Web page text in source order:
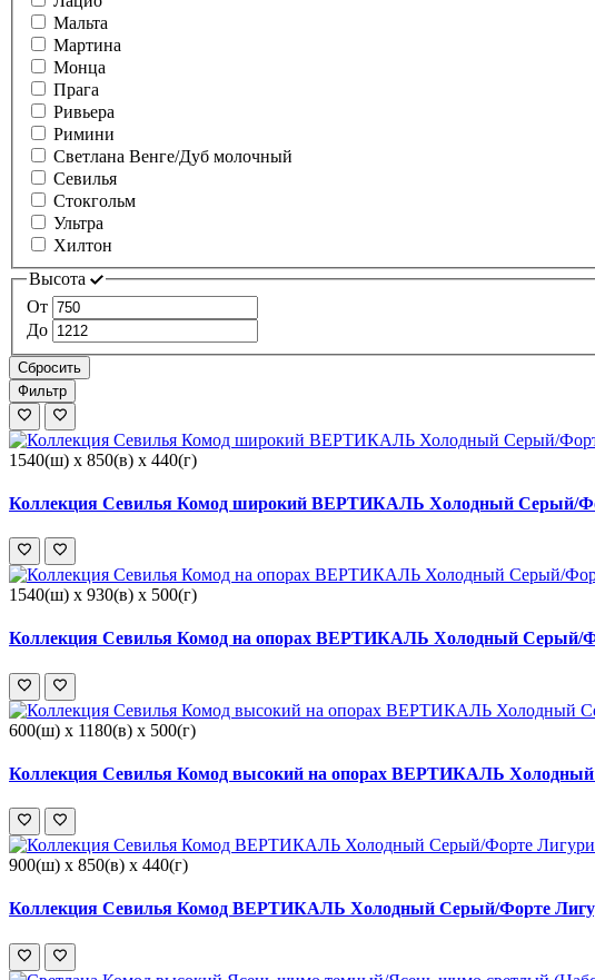
Мальта
Мартина
Монца
Прага
Ривьера
Римини
Светлана Венге/Дуб молочный
Севилья
Стокгольм
Ультра
Хилтон
Высота
От
До
Сбросить
Фильтр
1540(ш) x 850(в) x 440(г)
Коллекция Севилья Комод широкий ВЕРТИКАЛЬ Холодный Серый/
1540(ш) x 930(в) x 500(г)
Коллекция Севилья Комод на опорах ВЕРТИКАЛЬ Холодный Серый/
600(ш) x 1180(в) x 500(г)
Коллекция Севилья Комод высокий на опорах ВЕРТИКАЛЬ
900(ш) x 850(в) x 440(г)
Коллекция Севилья Комод ВЕРТИКАЛЬ Холодный Серый/Форте